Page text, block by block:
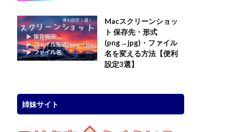
Macスクリーンショッ
ト 保存先・形式
(png→jpg)・ファイル
名を変える方法【便利
設定3選】
姉妹サイト